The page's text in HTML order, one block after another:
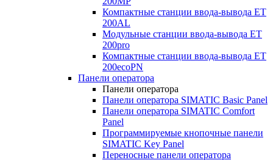
Компактные станции ввода-вывода ET
200AL
Модульные станции ввода-вывода ET
200pro
Компактные станции ввода-вывода ET
200ecoPN
Панели оператора
Панели оператора
Панели оператора SIMATIC Basic Panel
Панели оператора SIMATIC Comfort
Panel
Программируемые кнопочные панели
SIMATIC Key Panel
Переносные панели оператора